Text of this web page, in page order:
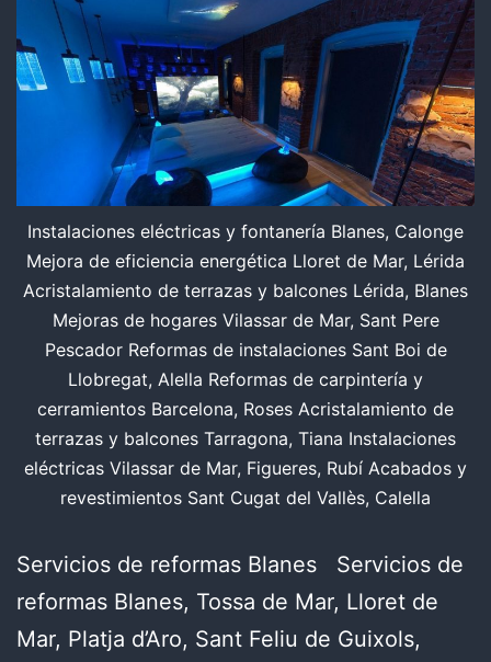
Instalaciones eléctricas y fontanería Blanes, Calonge
Mejora de eficiencia energética Lloret de Mar, Lérida
Acristalamiento de terrazas y balcones Lérida, Blanes
Mejoras de hogares Vilassar de Mar, Sant Pere
Pescador Reformas de instalaciones Sant Boi de
Llobregat, Alella Reformas de carpintería y
cerramientos Barcelona, Roses Acristalamiento de
terrazas y balcones Tarragona, Tiana Instalaciones
eléctricas Vilassar de Mar, Figueres, Rubí Acabados y
revestimientos Sant Cugat del Vallès, Calella
Servicios de reformas Blanes Servicios de
reformas Blanes, Tossa de Mar, Lloret de
Mar, Platja d’Aro, Sant Feliu de Guixols,